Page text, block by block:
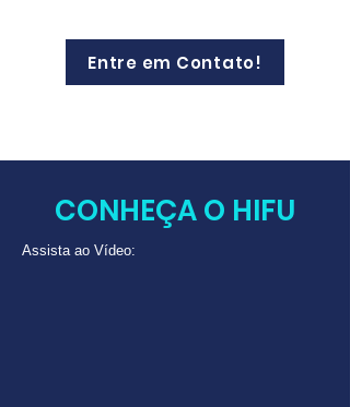
Entre em Contato!
CONHEÇA O HIFU
Assista ao Vídeo: